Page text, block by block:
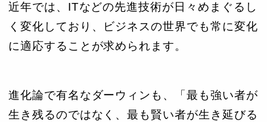
近年では、ITなどの先進技術が日々めまぐるし
く変化しており、ビジネスの世界でも常に変化
に適応することが求められます。
進化論で有名なダーウィンも、「最も強い者が
生き残るのではなく、最も賢い者が生き延びる